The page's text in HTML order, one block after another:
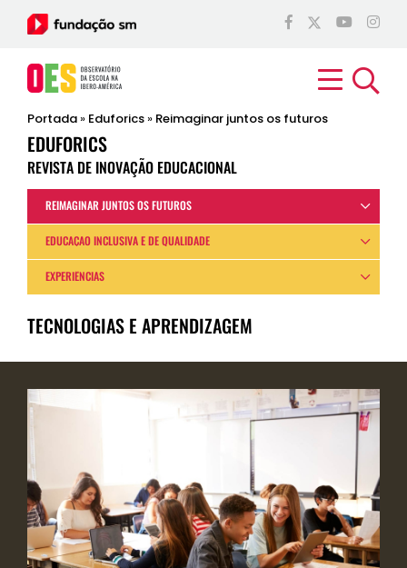
Portada » Eduforics » Reimaginar juntos os futuros
EDUFORICS
REVISTA DE INOVAÇÃO EDUCACIONAL
REIMAGINAR JUNTOS OS FUTUROS
EDUCAÇÃO INCLUSIVA E DE QUALIDADE
EXPERIÊNCIAS
TECNOLOGIAS E APRENDIZAGEM